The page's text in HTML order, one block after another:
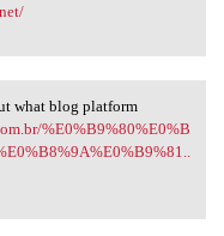
out what
what blog platform
%E0%B9%80%E0%B